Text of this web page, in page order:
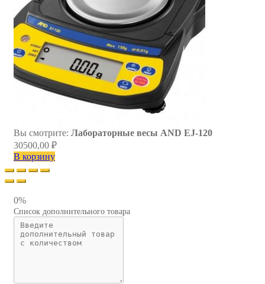
Вы смотрите: Лабораторные весы AND EJ-120
30500,00 ₽
В корзину
0%
Список дополнительного товара